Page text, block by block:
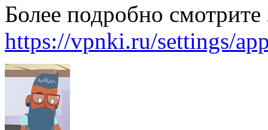
Более подробно смотрите
https://vpnki.ru/settings/